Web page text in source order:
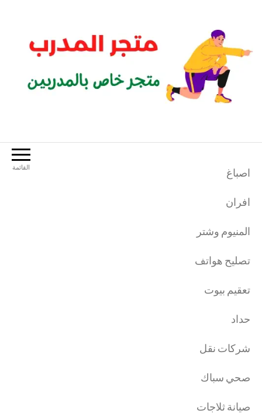
القائمة اصباغ
افران
المنيوم وشتر
تصليح هواتف
تعقيم بيوت
حداد
شركات نقل
صحي سباك
صيانة ثلاجات